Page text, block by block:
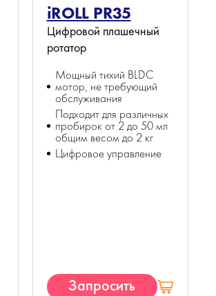
iROLL PR35
Цифровой плашечный
ротатор
Мощный тихий BLDC
мотор, не требующий
обслуживания
Подходит для различных
пробирок от 2 до 50 мл
общим весом до 2 кг
Цифровое управление
Запросить